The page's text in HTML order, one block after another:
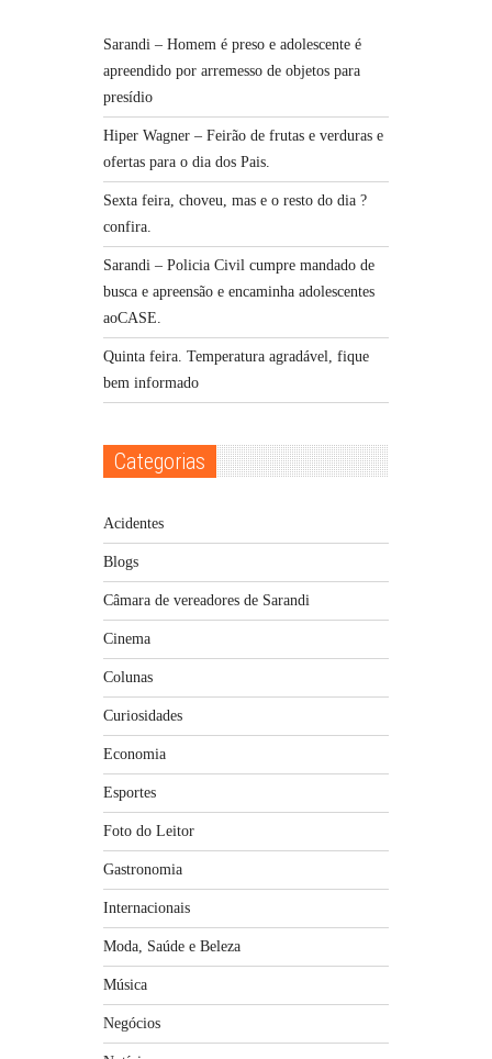
Sarandi – Homem é preso e adolescente é
apreendido por arremesso de objetos para
presídio
Hiper Wagner – Feirão de frutas e verduras e
ofertas para o dia dos Pais.
Sexta feira, choveu, mas e o resto do dia ?
confira.
Sarandi – Policia Civil cumpre mandado de
busca e apreensão e encaminha adolescentes
aoCASE.
Quinta feira. Temperatura agradável, fique
bem informado
Categorias
Acidentes
Blogs
Câmara de vereadores de Sarandi
Cinema
Colunas
Curiosidades
Economia
Esportes
Foto do Leitor
Gastronomia
Internacionais
Moda, Saúde e Beleza
Música
Negócios